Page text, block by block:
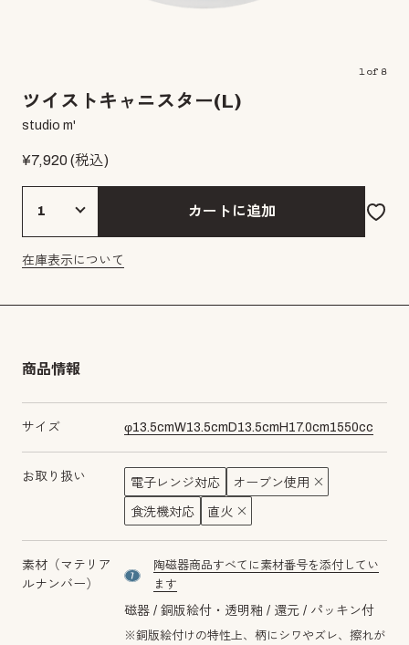
1of 8
ツイストキャニスター(L)
studio m'
¥7,920(税込)
カートに追加
在庫表示について
商品情報
サイズ φ13.5cmW13.5cm D13.5cm H 17.0cm1550cc
お取り扱い 電子レンジ対応 オーブン使用
食洗機対応 直火
素材（マテリア
ルナンバー）
material number7
陶磁器商品すべてに素材番号を添付してい
ます
磁器 銅版絵付・透明釉 還元 パッキン付
※銅版絵付けの特性上、柄にシワやズレ、擦れが